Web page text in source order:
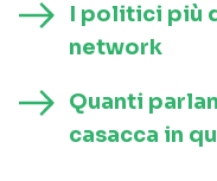
I politici più
network
Quanti
casacca in